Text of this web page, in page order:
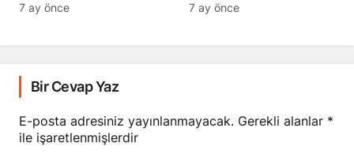
7 ay önce 7 ay önce
Bir Cevap Yaz
E-posta adresiniz yayınlanmayacak. Gerekli alanlar *
ile işaretlenmişlerdir